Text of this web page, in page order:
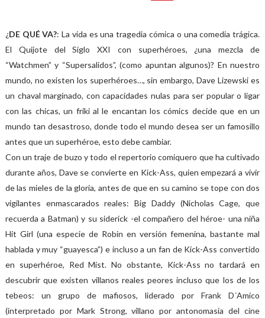
¿DE QUÉ VA?: La vida es una tragedia cómica o una comedia trágica.
El Quijote del Siglo XXI con superhéroes, ¿una mezcla de
“Watchmen” y “Supersalidos”, (como apuntan algunos)? En nuestro
mundo, no existen los superhéroes…, sin embargo, Dave Lizewski es
un chaval marginado, con capacidades nulas para ser popular o ligar
con las chicas, un friki al le encantan los cómics decide que en un
mundo tan desastroso, donde todo el mundo desea ser un famosillo
antes que un superhéroe, esto debe cambiar.
Con un traje de buzo y todo el repertorio comiquero que ha cultivado
durante años, Dave se convierte en Kick-Ass, quien empezará a vivir
de las mieles de la gloria, antes de que en su camino se tope con dos
vigilantes enmascarados reales: Big Daddy (Nicholas Cage, que
recuerda a Batman) y su siderick -el compañero del héroe- una niña
Hit Girl (una especie de Robin en versión femenina, bastante mal
hablada y muy “guayesca”) e incluso a un fan de Kick-Ass convertido
en superhéroe, Red Mist. No obstante, Kick-Ass no tardará en
descubrir que existen villanos reales peores incluso que los de los
tebeos: un grupo de mafiosos, liderado por Frank D´Amico
(interpretado por Mark Strong, villano por antonomasia del cine